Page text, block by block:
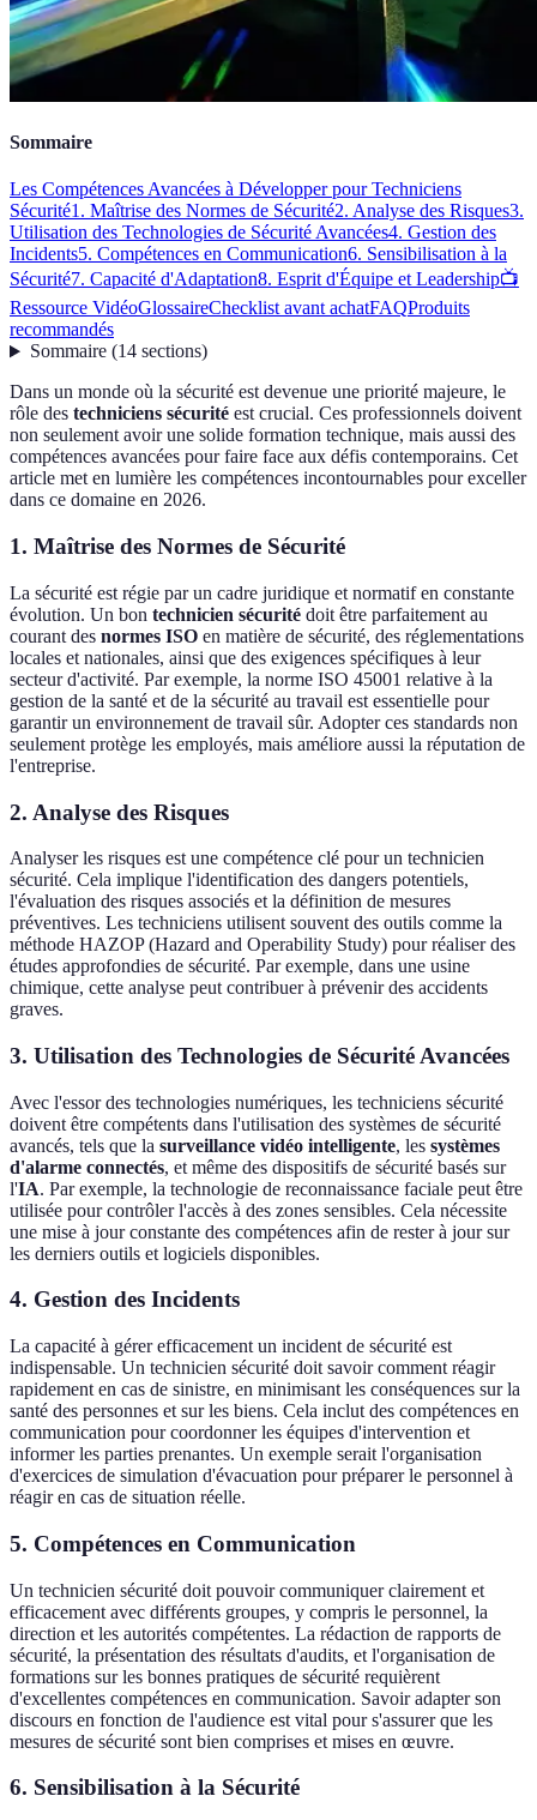
Sommaire
Les Compétences Avancées à Développer pour Techniciens
Sécurité1. Maîtrise des Normes de Sécurité2. Analyse des Risques3.
Utilisation des Technologies de Sécurité Avancées4. Gestion des
Incidents5. Compétences en Communication6. Sensibilisation à la
Sécurité7. Capacité d'Adaptation8. Esprit d'Équipe et Leadership📺
Ressource VidéoGlossaireChecklist avant achatFAQProduits
recommandés
Sommaire(14 sections)
Dans un monde où la sécurité est devenue une priorité majeure, le
rôle des techniciens sécurité est crucial. Ces professionnels doivent
non seulement avoir une solide formation technique, mais aussi des
compétences avancées pour faire face aux défis contemporains. Cet
article met en lumière les compétences incontournables pour exceller
dans ce domaine en 2026.
1. Maîtrise des Normes de Sécurité
La sécurité est régie par un cadre juridique et normatif en constante
évolution. Un bon technicien sécurité doit être parfaitement au
courant des normes ISO en matière de sécurité, des réglementations
locales et nationales, ainsi que des exigences spécifiques à leur
secteur d'activité. Par exemple, la norme ISO 45001 relative à la
gestion de la santé et de la sécurité au travail est essentielle pour
garantir un environnement de travail sûr. Adopter ces standards non
seulement protège les employés, mais améliore aussi la réputation de
l'entreprise.
2. Analyse des Risques
Analyser les risques est une compétence clé pour un technicien
sécurité. Cela implique l'identification des dangers potentiels,
l'évaluation des risques associés et la définition de mesures
préventives. Les techniciens utilisent souvent des outils comme la
méthode HAZOP (Hazard and Operability Study) pour réaliser des
études approfondies de sécurité. Par exemple, dans une usine
chimique, cette analyse peut contribuer à prévenir des accidents
graves.
3. Utilisation des Technologies de Sécurité Avancées
Avec l'essor des technologies numériques, les techniciens sécurité
doivent être compétents dans l'utilisation des systèmes de sécurité
avancés, tels que la surveillance vidéo intelligente, les systèmes
d'alarme connectés, et même des dispositifs de sécurité basés sur
l'IA. Par exemple, la technologie de reconnaissance faciale peut être
utilisée pour contrôler l'accès à des zones sensibles. Cela nécessite
une mise à jour constante des compétences afin de rester à jour sur
les derniers outils et logiciels disponibles.
4. Gestion des Incidents
La capacité à gérer efficacement un incident de sécurité est
indispensable. Un technicien sécurité doit savoir comment réagir
rapidement en cas de sinistre, en minimisant les conséquences sur la
santé des personnes et sur les biens. Cela inclut des compétences en
communication pour coordonner les équipes d'intervention et
informer les parties prenantes. Un exemple serait l'organisation
d'exercices de simulation d'évacuation pour préparer le personnel à
réagir en cas de situation réelle.
5. Compétences en Communication
Un technicien sécurité doit pouvoir communiquer clairement et
efficacement avec différents groupes, y compris le personnel, la
direction et les autorités compétentes. La rédaction de rapports de
sécurité, la présentation des résultats d'audits, et l'organisation de
formations sur les bonnes pratiques de sécurité requièrent
d'excellentes compétences en communication. Savoir adapter son
discours en fonction de l'audience est vital pour s'assurer que les
mesures de sécurité sont bien comprises et mises en œuvre.
6. Sensibilisation à la Sécurité